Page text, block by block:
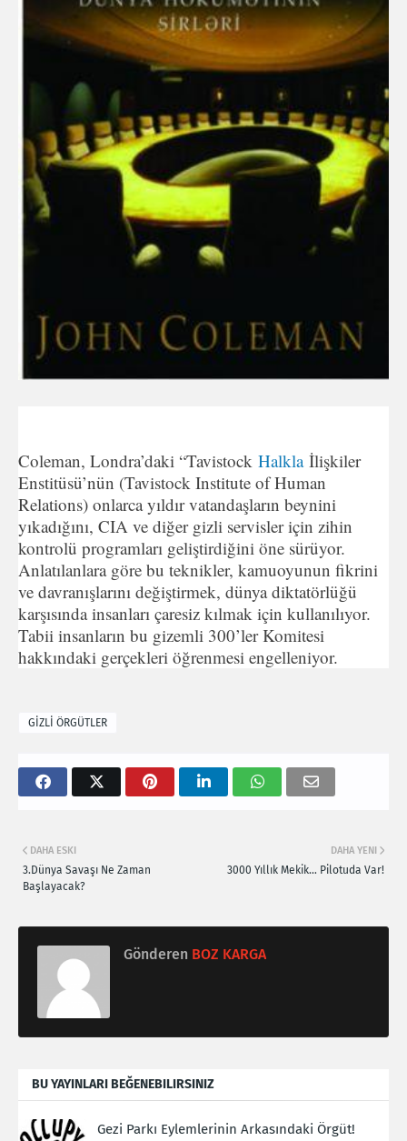
Coleman, Londra’daki “Tavistock Halklaİlişkiler
Enstitüsü’nün (Tavistock Institute of Human
Relations) onlarca yıldır vatandaşların beynini
yıkadığını, CIA ve diğer gizli servisler için zihin
kontrolü programları geliştirdiğini öne sürüyor.
Anlatılanlara göre bu teknikler, kamuoyunun fikrini
ve davranışlarını değiştirmek, dünya diktatörlüğü
karşısında insanları çaresiz kılmak için kullanılıyor.
Tabii insanların bu gizemli 300’ler Komitesi
hakkındaki gerçekleri öğrenmesi engelleniyor.
GİZLİ ÖRGÜTLER
DAHA YENI
3000 Yıllık Mekik… Pilotuda Var!
DAHA ESKI
3.Dünya Savaşı Ne Zaman
Başlayacak?
Gönderen BOZ KARGA
BU YAYINLARI BEĞENEBILIRSINIZ
Gezi Parkı Eylemlerinin Arkasındaki Örgüt!